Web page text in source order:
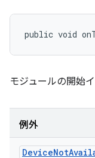
public void
モジュールの開始
例外
DeviceNot